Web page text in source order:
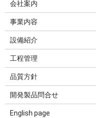
会社案内
事業内容
設備紹介
工程管理
品質方針
開発製品問合せ
English page